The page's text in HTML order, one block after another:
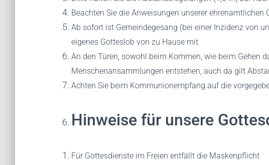
Beachten Sie die Anweisungen unserer ehrenamtlichen
Ab sofort ist Gemeindegesang (bei einer Inzidenz von
eigenes Gotteslob von zu Hause mit
An den Türen, sowohl beim Kommen, wie beim Gehen
Menschenansammlungen entstehen, auch da gilt
Achten Sie beim Kommunionempfang auf die
Hinweise für unsere
Für Gottesdienste im Freien entfällt die Maskenpflicht